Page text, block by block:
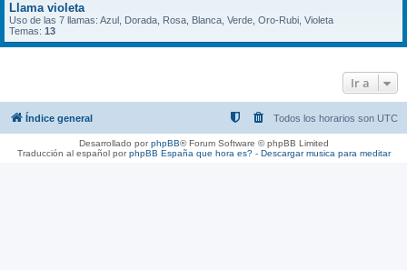
Llama violeta
Uso de las 7 llamas: Azul, Dorada, Rosa, Blanca, Verde, Oro-Rubi, Violeta
Temas: 13
Ir a
Índice general Todos los horarios son UTC
Desarrollado porphpBB® Forum Software © phpBB Limited
Traducción al español porphpBB España que hora es?- Descargar musica para meditar